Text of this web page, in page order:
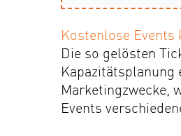
Kostenlose Events
Die so gelösten
Kapazitätsplanung
Marketingzwecke,
Events